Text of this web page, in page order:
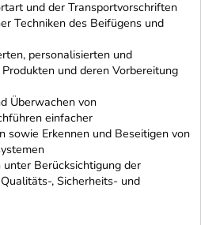
und der Transportvorschriften
Techniken des Beifügens und
personalisierten und
und deren Vorbereitung
Überwachen von
einfacher
sowie Erkennen und Beseitigen von
Berücksichtigung der
, Sicherheits- und